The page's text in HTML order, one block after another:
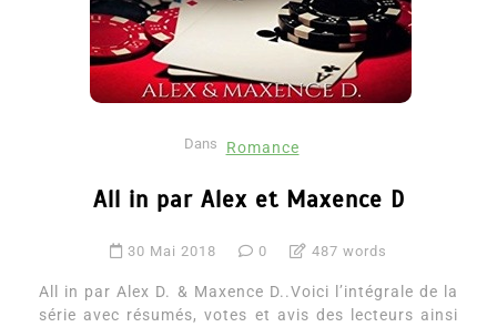
Dans Romance
All in par Alex et Maxence D
30 Mai 2018 0 487 words
All in par Alex D. & Maxence D..Voici l’intégrale de la
série avec résumés, votes et avis des lecteurs ainsi